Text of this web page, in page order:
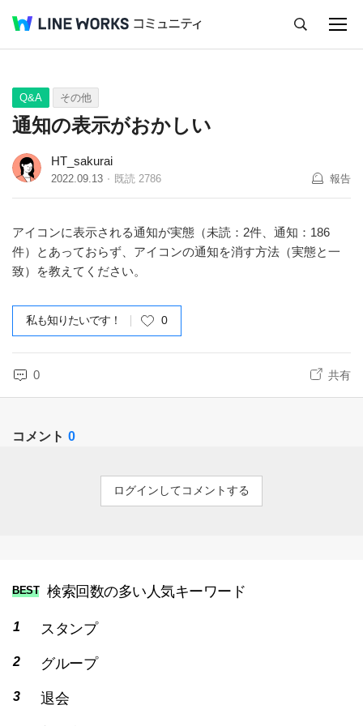
Q&A Tips Ideas
Q&A その他
通知の表示がおかしい
HT_sakurai
2022.09.13 既読 2786 報告
アイコンに表示される通知が実態（未読：2件、通知：186
件）とあっておらず、アイコンの通知を消す方法（実態と一
致）を教えてください。
私も知りたいです！ 0
0 共有
コメント 0
ログインしてコメントする
BEST 検索回数の多い人気キーワード
スタンプ
グループ
退会